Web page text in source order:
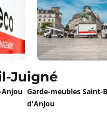
Juigné
Anjou Garde-meubles Saint-
d'Anjou